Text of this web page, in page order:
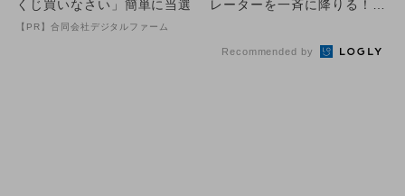
くじ買いなさい」簡単に当選
【PR】合同会社デジタルファーム
レーターを一斉に降りる！
Recommended by